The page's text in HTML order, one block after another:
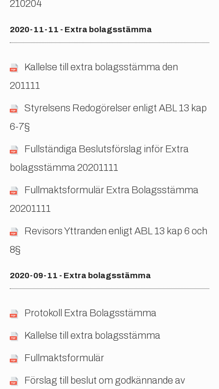
210204
2020-11-11 - Extra bolagsstämma
Kallelse till extra bolagsstämma den
201111
Styrelsens Redogörelser enligt ABL 13 kap
6-7§
Fullständiga Beslutsförslag inför Extra
bolagsstämma 20201111
Fullmaktsformulär Extra Bolagsstämma
20201111
Revisors Yttranden enligt ABL 13 kap 6 och
8§
2020-09-11 - Extra bolagsstämma
Protokoll Extra Bolagsstämma
Kallelse till extra bolagsstämma
Fullmaktsformulär
Förslag till beslut om godkännande av